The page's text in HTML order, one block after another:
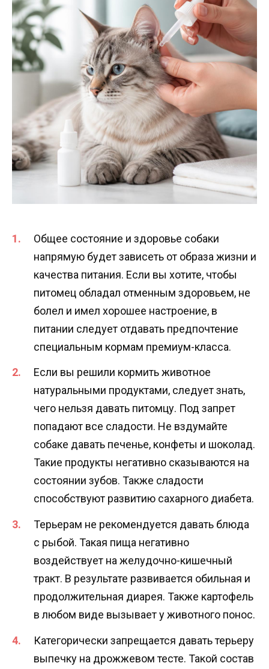
Общее состояние и здоровье собаки
напрямую будет зависеть от образа жизни и
качества питания. Если вы хотите, чтобы
питомец обладал отменным здоровьем, не
болел и имел хорошее настроение, в
питании следует отдавать предпочтение
специальным кормам премиум-класса.
Если вы решили кормить животное
натуральными продуктами, следует знать,
чего нельзя давать питомцу. Под запрет
попадают все сладости. Не вздумайте
собаке давать печенье, конфеты и шоколад.
Такие продукты негативно сказываются на
состоянии зубов. Также сладости
способствуют развитию сахарного диабета.
Терьерам не рекомендуется давать блюда
с рыбой. Такая пища негативно
воздействует на желудочно-кишечный
тракт. В результате развивается обильная и
продолжительная диарея. Также картофель
в любом виде вызывает у животного понос.
Категорически запрещается давать терьеру
выпечку на дрожжевом тесте. Такой состав